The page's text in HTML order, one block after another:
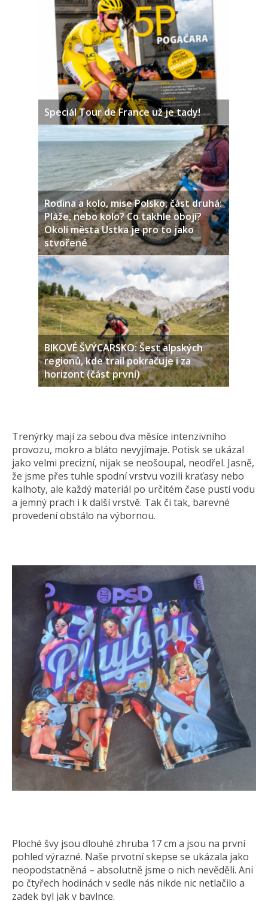
Speciál Tour de France už je tady!
Rodina a kolo, mise Polsko, část druhá:
Pláže, nebo kolo? Co takhle obojí?
Okolí města Ustka je pro to jako
stvořené
BIKOVÉ ŠVÝCARSKO: Šest alpských
regionů, kde trail pokračuje i za
horizont (část první)
Trenýrky mají za sebou dva měsíce intenzivního
provozu, mokro a bláto nevyjímaje. Potisk se ukázal
jako velmi precizní, nijak se neošoupal, neodřel. Jasně,
že jsme přes tuhle spodní vrstvu vozili kraťasy nebo
kalhoty, ale každý materiál po určitém čase pustí vodu
a jemný prach i k další vrstvě. Tak či tak, barevné
provedení obstálo na výbornou.
Ploché švy jsou dlouhé zhruba 17 cm a jsou na první
pohled výrazné. Naše prvotní skepse se ukázala jako
neopodstatněná – absolutně jsme o nich nevěděli. Ani
po čtyřech hodinách v sedle nás nikde nic netlačilo a
zadek byl jak v bavlnce.